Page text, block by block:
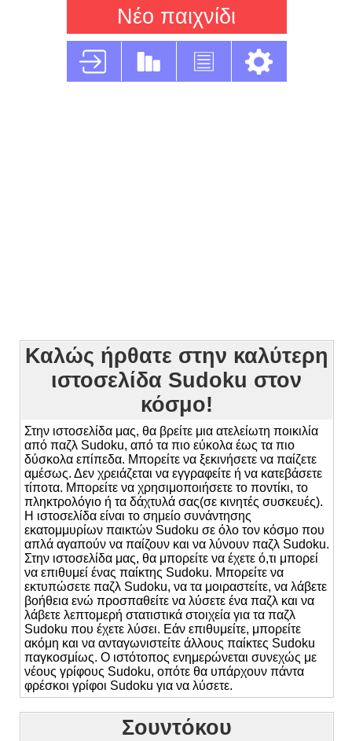
Νέο παιχνίδι
Καλώς ήρθατε στην καλύτερη
ιστοσελίδα Sudoku στον
κόσμο!
Στην ιστοσελίδα μας, θα βρείτε μια ατελείωτη ποικιλία
από παζλ Sudoku, από τα πιο εύκολα έως τα πιο
δύσκολα επίπεδα. Μπορείτε να ξεκινήσετε να παίζετε
αμέσως. Δεν χρειάζεται να εγγραφείτε ή να κατεβάσετε
τίποτα. Μπορείτε να χρησιμοποιήσετε το ποντίκι, το
πληκτρολόγιο ή τα δάχτυλά σας(σε κινητές συσκευές).
Η ιστοσελίδα είναι το σημείο συνάντησης
εκατομμυρίων παικτών Sudoku σε όλο τον κόσμο που
απλά αγαπούν να παίζουν και να λύνουν παζλ Sudoku.
Στην ιστοσελίδα μας, θα μπορείτε να έχετε ό,τι μπορεί
να επιθυμεί ένας παίκτης Sudoku. Μπορείτε να
εκτυπώσετε παζλ Sudoku, να τα μοιραστείτε, να λάβετε
βοήθεια ενώ προσπαθείτε να λύσετε ένα παζλ και να
λάβετε λεπτομερή στατιστικά στοιχεία για τα παζλ
Sudoku που έχετε λύσει. Εάν επιθυμείτε, μπορείτε
ακόμη και να ανταγωνιστείτε άλλους παίκτες Sudoku
παγκοσμίως. Ο ιστότοπος ενημερώνεται συνεχώς με
νέους γρίφους Sudoku, οπότε θα υπάρχουν πάντα
φρέσκοι γρίφοι Sudoku για να λύσετε.
Σουντόκου